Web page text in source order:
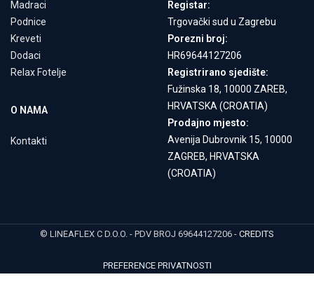
Madraci
Podnice
Kreveti
Dodaci
Relax Fotelje
O NAMA
Kontakti
Registar:
Trgovački sud u Zagrebu
Porezni broj:
HR69644127206
Registrirano sjedište:
Fužinska 18, 10000 ZAREB,
HRVATSKA (CROATIA)
Prodajno mjesto:
Avenija Dubrovnik 15, 10000
ZAGREB, HRVATSKA
(CROATIA)
© LINEAFLEX C D.O.O. - PDV BROJ 69644127206 - CREDITS
PREFERENCE PRIVATNOSTI